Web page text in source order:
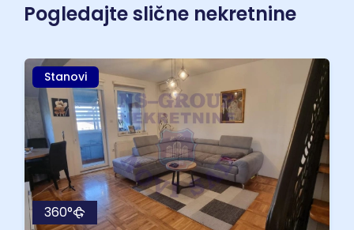
Pogledajte slične nekretnine
Stanovi
360°